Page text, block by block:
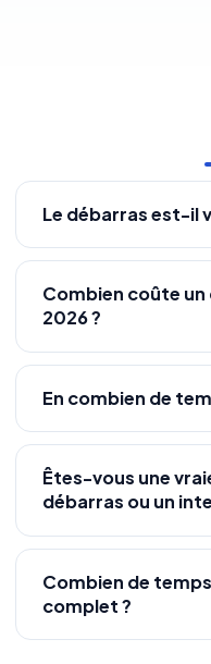
Le débarras est-il
Combien coûte un
2026 ?
En combien de
Êtes-vous une
débarras ou un
Combien de
complet ?